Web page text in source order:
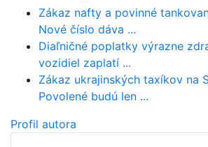
Zákaz nafty a povinné
Nové číslo dáva ...
Diaľničné poplatky výrazne
vozidiel zaplatí ...
Zákaz ukrajinských taxíkov na
Povolené budú len ...
Profil autora